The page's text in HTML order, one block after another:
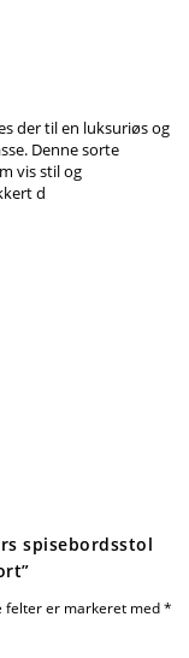
der til en luksuriøs og
Denne sorte
vis stil og
d
spisebordsstol
felter er markeret med*